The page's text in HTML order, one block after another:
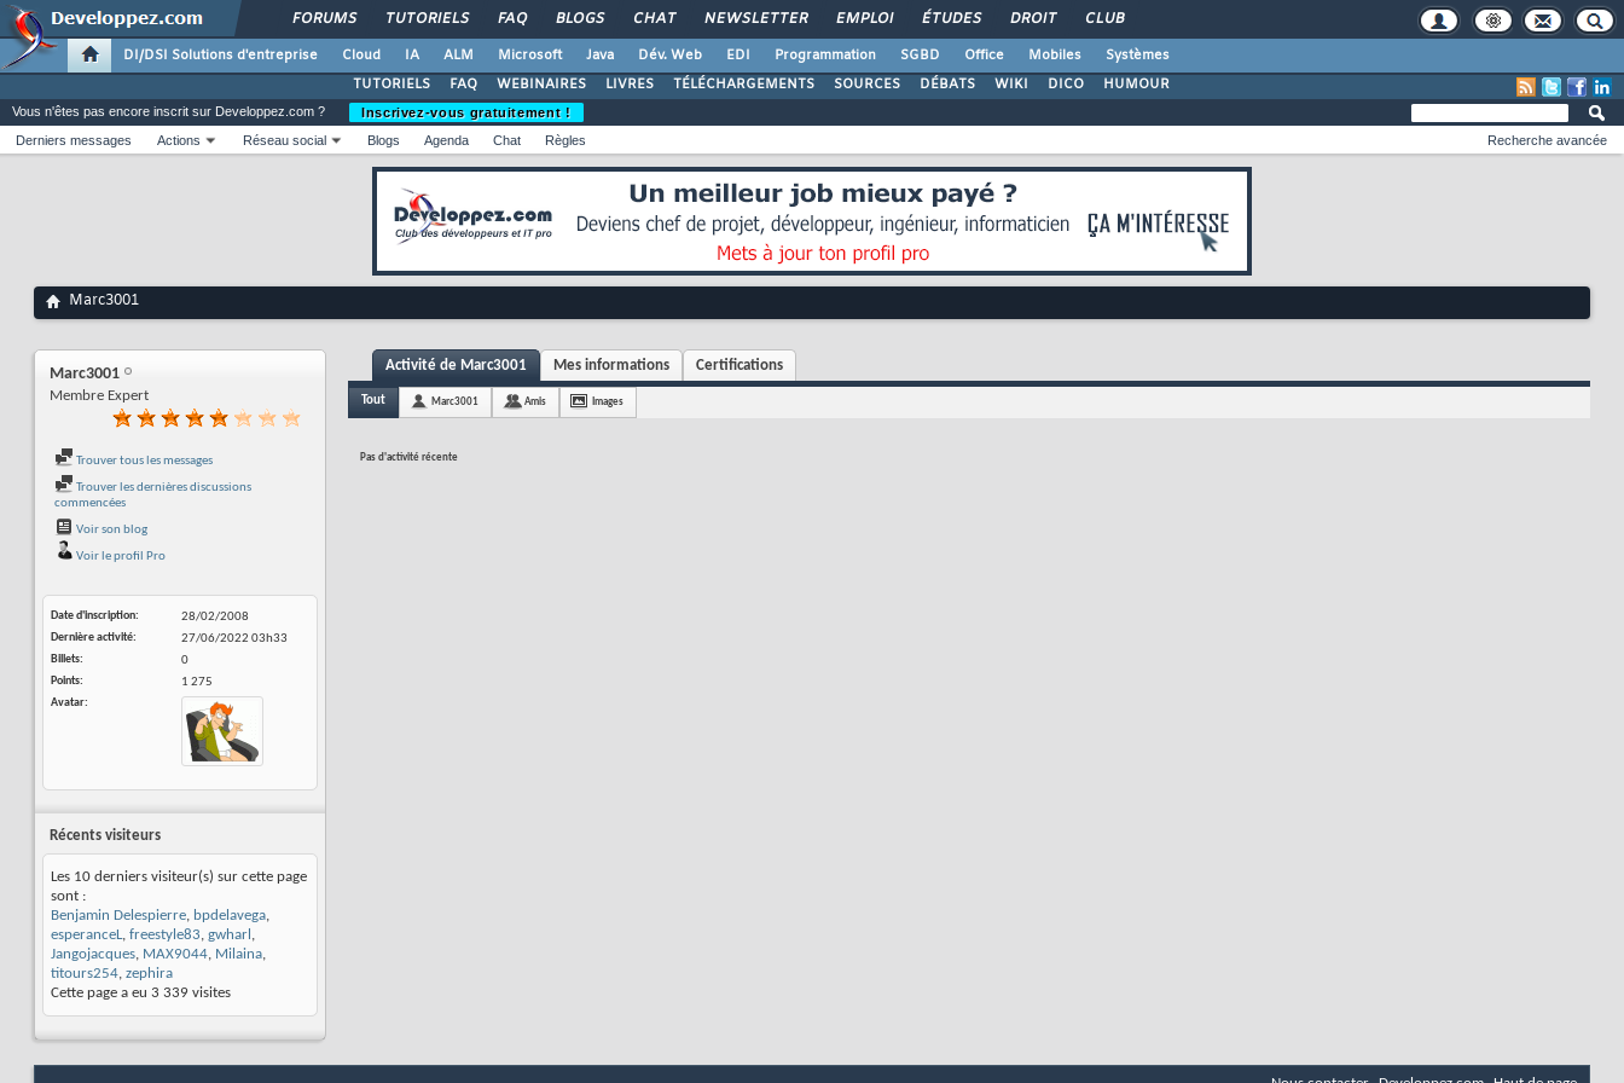
FORUMS TUTORIELS FAQ BLOGS CHAT NEWSLETTER EMPLOI ÉTUDES DROIT CLUB
DI/DSI Solutions d'entreprise Cloud IA ALM Microsoft Java Dév. Web EDI Programmation SGBD Office Mobiles
Systèmes
TUTORIELS
FAQ WEBINAIRES LIVRES TÉLÉCHARGEMENTS SOURCES DÉBATS WIKI DICO HUMOUR
Vous n'êtes pas encore inscrit sur Developpez.com ?
Inscrivez-vous gratuitement !
Derniers messages
Actions Réseau social Blogs Agenda Chat Règles Recherche avancée
Marc3001
Marc3001
Membre Expert
Trouver tous les messages
Trouver les dernières discussions
commencées
Voir son blog
Voir le profil Pro
Date d'inscription
28/02/2008
Dernière activité
27/06/2022 03h33
Billets
0
Points
1 275
Avatar
Récents visiteurs
Les 10 derniers visiteur(s) sur cette page
sont :
Benjamin Delespierre, bpdelavega,
esperanceL, freestyle83, gwharl ,
Jangojacques, MAX9044, Milaina,
titours254, zephira
Cette page a eu 3 339 visites
Activité de Marc3001 Mes informations Certifications
Tout Marc3001 Amis Images
Pas d'activité récente